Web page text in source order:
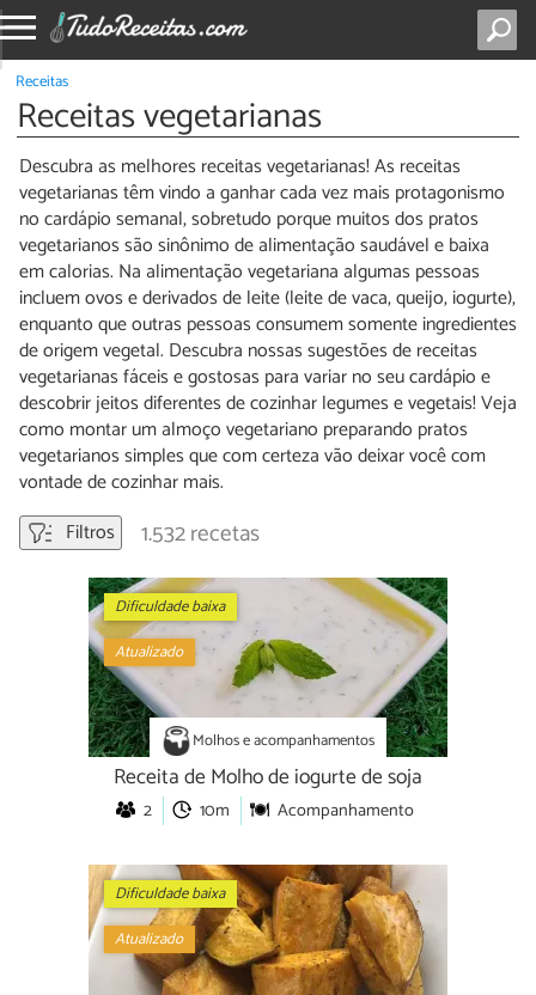
Receitas
Receitas vegetarianas
Descubra as melhores receitas vegetarianas! As receitas
vegetarianas têm vindo a ganhar cada vez mais protagonismo
no cardápio semanal, sobretudo porque muitos dos pratos
vegetarianos são sinônimo de alimentação saudável e baixa
em calorias. Na alimentação vegetariana algumas pessoas
incluem ovos e derivados de leite (leite de vaca, queijo, iogurte),
enquanto que outras pessoas consumem somente ingredientes
de origem vegetal. Descubra nossas sugestões de receitas
vegetarianas fáceis e gostosas para variar no seu cardápio e
descobrir jeitos diferentes de cozinhar legumes e vegetais! Veja
como montar um almoço vegetariano preparando pratos
vegetarianos simples que com certeza vão deixar você com
vontade de cozinhar mais.
Filtros
1.532 recetas
Dificuldade baixa
Atualizado
Molhos e acompanhamentos
Receita de Molho de iogurte de soja
2 10m Acompanhamento
Dificuldade baixa
Atualizado